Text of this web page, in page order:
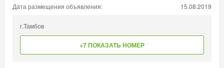
Дата размещения объявления: 15.08.2019
г.Тамбов
+7 ПОКАЗАТЬ НОМЕР